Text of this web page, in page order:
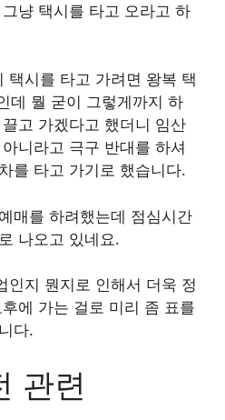
냥 택시를 타고 오라고 하
택시를 타고 가려면 왕복 택
데 뭘 굳이 그렇게까지 하
고 가겠다고 했더니 임산
니라고 극구 반대를 하셔
를 타고 가기로 했습니다.
매를 하려했는데 점심시간
나오고 있네요.
인지 뭔지로 인해서 더욱 정
에 가는 걸로 미리 좀 표를
다.
관련